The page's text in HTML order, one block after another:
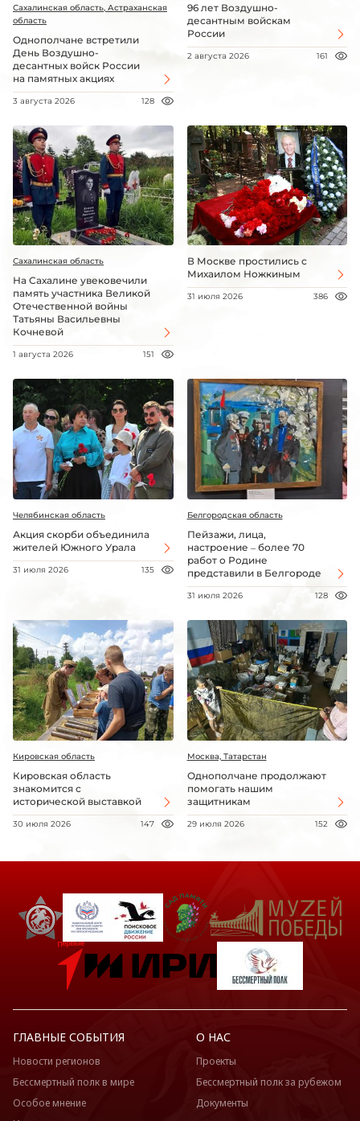
Сахалинская область, Астраханская
область
Однополчане встретили
День Воздушно-
десантных войск России
на памятных акциях
3 августа 2026 128
96 лет Воздушно-
десантным войскам
России
2 августа 2026 161
Сахалинская область
На Сахалине увековечили
память участника Великой
Отечественной войны
Татьяны Васильевны
Кочневой
1 августа 2026 151
В Москве простились с
Михаилом Ножкиным
31 июля 2026 386
Челябинская область
Акция скорби объединила
жителей Южного Урала
31 июля 2026 135
Белгородская область
Пейзажи, лица,
настроение – более 70
работ о Родине
представили в Белгороде
31 июля 2026 128
Кировская область
Кировская область
знакомится с
исторической выставкой
30 июля 2026 147
Москва, Татарстан
Однополчане продолжают
помогать нашим
защитникам
29 июля 2026 152
ГЛАВНЫЕ СОБЫТИЯ
Новости регионов
Бессмертный полк в мире
Особое мнение
О НАС
Проекты
Бессмертный полк за рубежом
Документы